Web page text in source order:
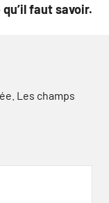
faut savoir.
Les champs